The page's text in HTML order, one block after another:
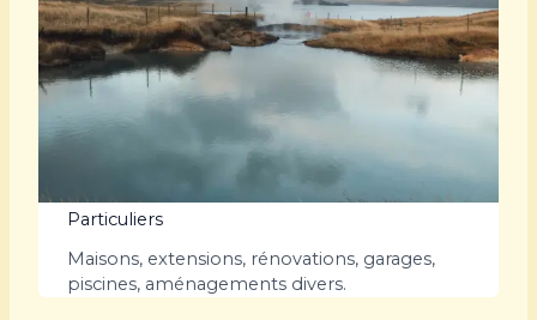
Particuliers
Maisons, extensions, rénovations, garages,
piscines, aménagements divers.